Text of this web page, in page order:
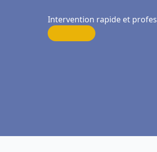
Intervention rapide et